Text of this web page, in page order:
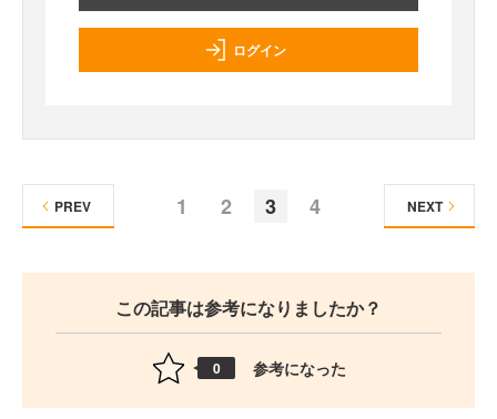
ログイン
1 2 3 4
PREV NEXT
この記事は参考になりましたか？
0 参考になった